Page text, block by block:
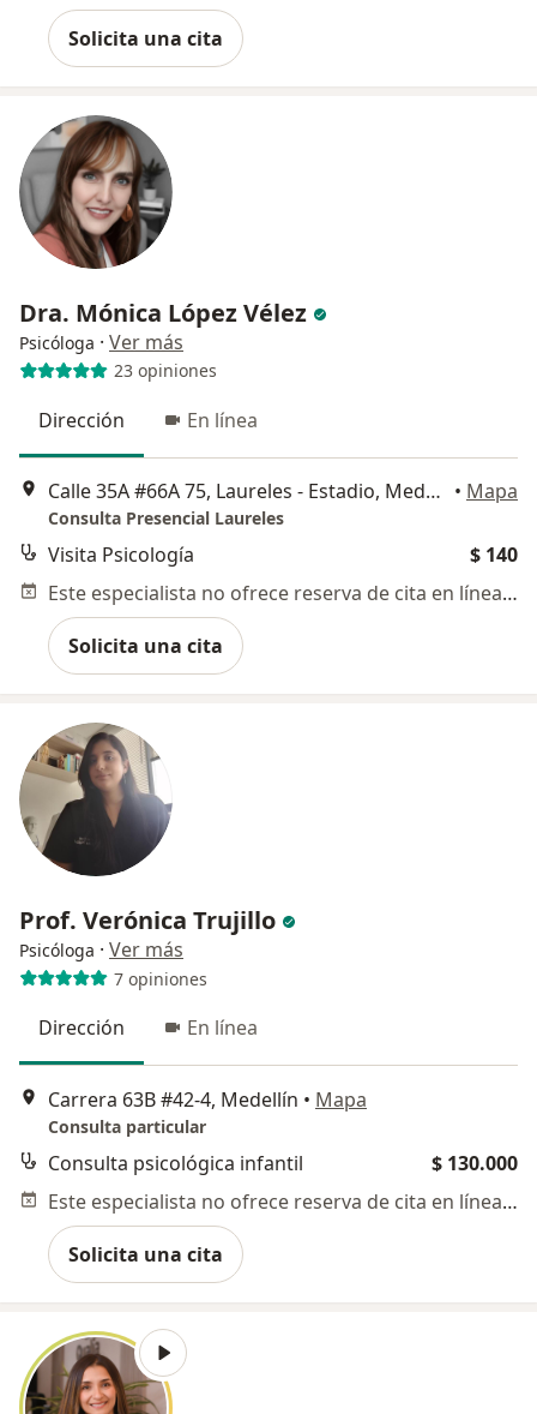
Solicita una cita
Dra. Mónica López Vélez
Psicóloga · Ver más
23 opiniones
Dirección En línea
Calle 35A #66A 75, Laureles - Estadio, Medellín, Medellín • Mapa
Consulta Presencial Laureles
Visita Psicología
$ 140
Este especialista no ofrece reserva de cita en línea en esta dirección.
Solicita una cita
Prof. Verónica Trujillo
Psicóloga · Ver más
7 opiniones
Dirección En línea
Carrera 63B #42-4, Medellín • Mapa
Consulta particular
Consulta psicológica infantil
$ 130.000
Este especialista no ofrece reserva de cita en línea en esta dirección.
Solicita una cita